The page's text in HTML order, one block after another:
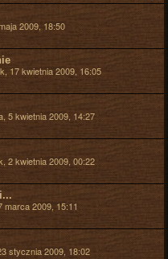
2009, 18:50
17 kwietnia 2009, 16:05
5 kwietnia 2009, 14:27
2 kwietnia 2009, 00:22
marca 2009, 15:11
stycznia 2009, 18:02